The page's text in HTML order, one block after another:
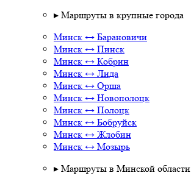
▸ Маршруты в крупные города
Минск ↔ Барановичи
Минск ↔ Пинск
Минск ↔ Кобрин
Минск ↔ Лида
Минск ↔ Орша
Минск ↔ Новополоцк
Минск ↔ Полоцк
Минск ↔ Бобруйск
Минск ↔ Жлобин
Минск ↔ Мозырь
▸ Маршруты в Минской области